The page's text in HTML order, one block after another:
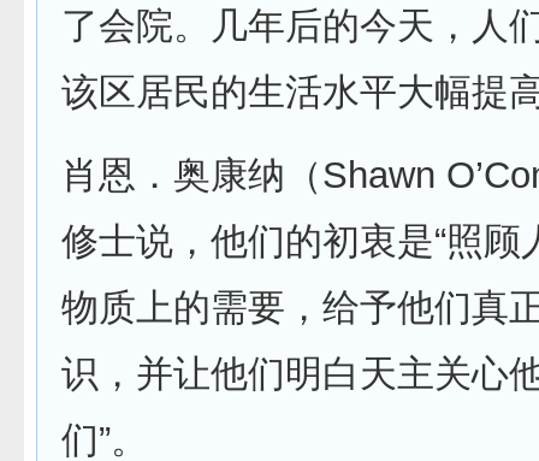
了会院。几年后的今天，人
该区居民的生活水平大幅提
肖恩．奥康纳（Shawn
修士说，他们的初衷是“照顾
物质上的需要，给予他们真
识，并让他们明白天主关心
们”。